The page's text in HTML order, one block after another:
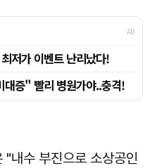
"내수 부진으로 소상공인